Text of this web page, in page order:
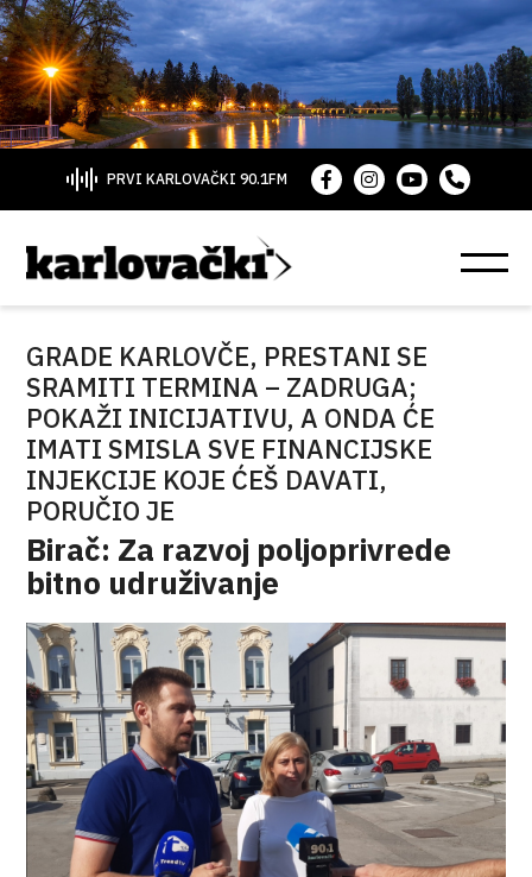
PRVI KARLOVAČKI 90.1FM
GRADE KARLOVČE, PRESTANI SE
SRAMITI TERMINA – ZADRUGA;
POKAŽI INICIJATIVU, A ONDA ĆE
IMATI SMISLA SVE FINANCIJSKE
INJEKCIJE KOJE ĆEŠ DAVATI,
PORUČIO JE
Birač: Za razvoj poljoprivrede
bitno udruživanje